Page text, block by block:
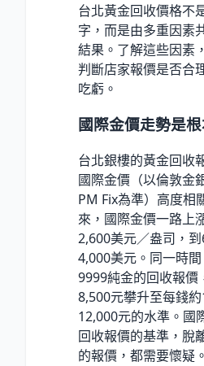
台北黃金回收價格不
字，而是由多重因素
結果。了解這些因素
判斷店家報價是否合
吃虧。
國際金價走勢是
台北銀樓的黃金回收
國際金價（以倫敦金
PM Fix為準）高度相
來，國際金價一路上
2,600美元／盎司，
4,000美元。同一時
9999純金的回收報價
8,500元攀升至每錢
12,000元的水準。國
回收報價的基準，脫
的報價，都需要懷疑。